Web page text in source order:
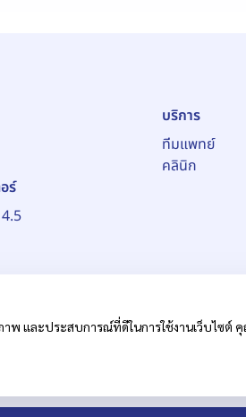
ร์
บริการ
ทีมแพทย์
คลินิก
พ และประสบการณ์ที่ดีในการใช้งานเว็บไซต์